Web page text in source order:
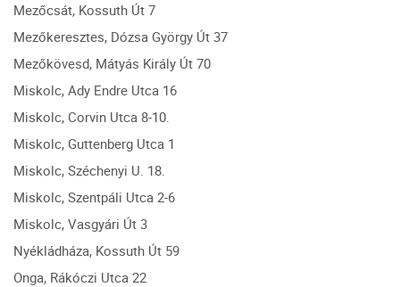
Mezőcsát, Kossuth Út 7
Mezőkeresztes, Dózsa György Út 37
Mezőkövesd, Mátyás Király Út 70
Miskolc, Ady Endre Utca 16
Miskolc, Corvin Utca 8-10.
Miskolc, Guttenberg Utca 1
Miskolc, Széchenyi U. 18.
Miskolc, Szentpáli Utca 2-6
Miskolc, Vasgyári Út 3
Nyékládháza, Kossuth Út 59
Onga, Rákóczi Utca 22